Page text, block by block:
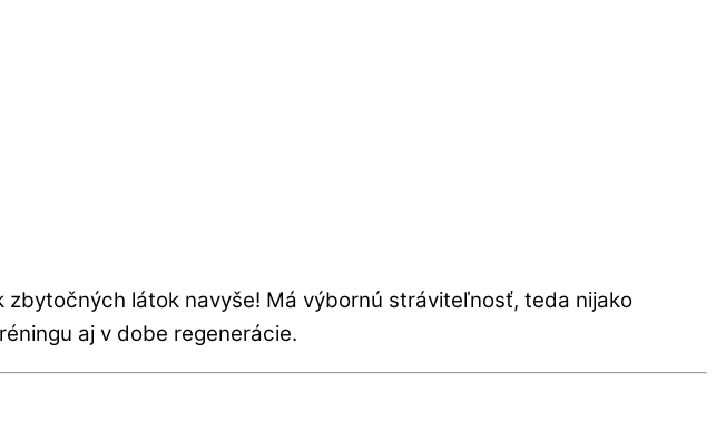
látok navyše! Má výbornú stráviteľnosť, teda nijako
aj v dobe regenerácie.